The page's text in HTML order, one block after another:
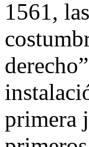
1561,
primera